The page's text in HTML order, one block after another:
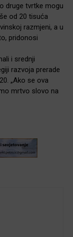
druge tvrtke mogu
od 20 tisuća
razmjeni, a u
pridonosi
i srednji
razvoja prerade
„Ako se ova
mrtvo slovo na